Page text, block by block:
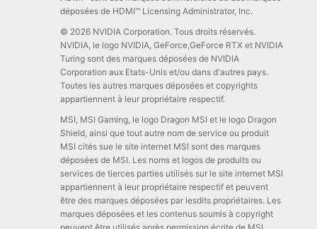
déposées de HDMI™ Licensing Administrator, Inc.
© 2026 NVIDIA Corporation. Tous droits réservés.
NVIDIA, le logo NVIDIA, GeForce,GeForce RTX et NVIDIA
Turing sont des marques déposées de NVIDIA
Corporation aux Etats-Unis et/ou dans d'autres pays.
Toutes les autres marques déposées et copyrights
appartiennent à leur propriétaire respectif.
MSI, MSI Gaming, le logo Dragon MSI et le logo Dragon
Shield, ainsi que tout autre nom de service ou produit
MSI cités sue le site internet MSI sont des marques
déposées de MSI. Les noms et logos de produits ou
services de tierces parties utilisés sur le site internet MSI
appartiennent à leur propriétaire respectif et peuvent
être des marques déposées par lesdits propriétaires. Les
marques déposées et les contenus soumis à copyright